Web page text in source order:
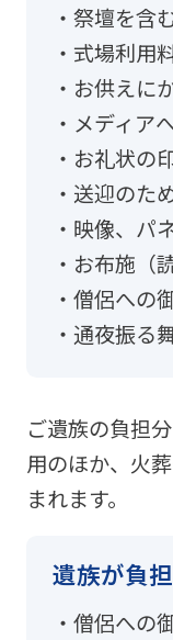
祭壇を含
式場利用
お供えに
メディア
お礼状の
送迎のた
映像、パ
お布施（
僧侶への
通夜振る
ご遺族の負担
用のほか、火
まれます。
遺族が負
僧侶への